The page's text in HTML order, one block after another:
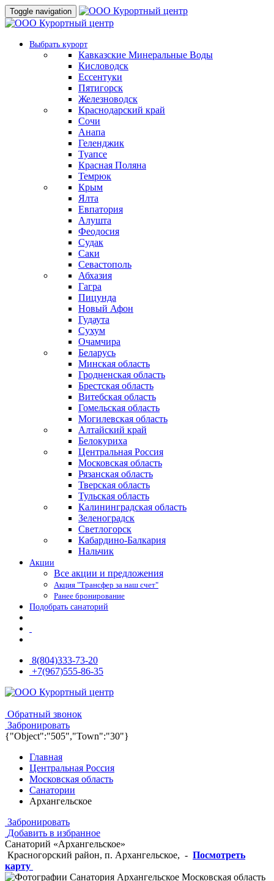
Toggle navigation
Выбрать курорт
Кавказские Минеральные Воды
Кисловодск
Ессентуки
Пятигорск
Железноводск
Краснодарский край
Сочи
Анапа
Геленджик
Туапсе
Красная Поляна
Темрюк
Крым
Ялта
Евпатория
Алушта
Феодосия
Судак
Саки
Севастополь
Абхазия
Гагра
Пицунда
Новый Афон
Гудаута
Сухум
Очамчира
Беларусь
Минская область
Гродненская область
Брестская область
Витебская область
Гомельская область
Могилевская область
Алтайский край
Белокуриха
Центральная Россия
Московская область
Рязанская область
Тверская область
Тульская область
Калининградская область
Зеленоградск
Светлогорск
Кабардино-Балкария
Нальчик
Акции
Все акции и предложения
Акция "Трансфер за наш счет"
Ранее бронирование
Подобрать санаторий
8(804)333-73-20
+7(967)555-86-35
Обратный звонок
Забронировать
{"Object":"505","Town":"30"}
Главная
Центральная Россия
Московская область
Санатории
Архангельское
Забронировать
Добавить в избранное
Санаторий «Архангельское»
Красногорский район, п. Архангельское, - Посмотреть
карту